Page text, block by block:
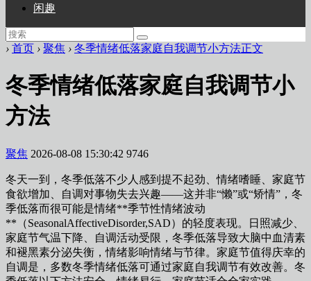
闲趣
› 首页 › 聚焦 › 冬季情绪低落家庭自我调节小方法正文
冬季情绪低落家庭自我调节小
方法
聚焦 2026-08-08 15:30:42 9746
冬天一到，冬季低落不少人感到提不起劲、情绪嗜睡、家庭节
食欲增加、自调对事物失去兴趣——这并非“懒”或“矫情”，冬
季低落而很可能是情绪**季节性情绪波动
**（SeasonalAffectiveDisorder,SAD）的轻度表现。日照减少、
家庭节气温下降、自调活动受限，冬季低落导致大脑中血清素
和褪黑素分泌失衡，情绪影响情绪与节律。家庭节值得庆幸的
自调是，多数冬季情绪低落可通过家庭自我调节有效改善。冬